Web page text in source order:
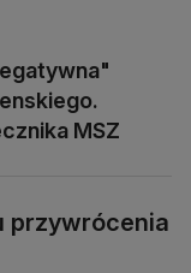
MSZ
przywrócenia